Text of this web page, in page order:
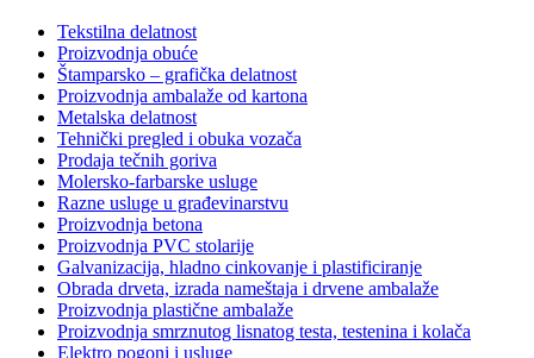
Tekstilna delatnost
Proizvodnja obuće
Štamparsko – grafička delatnost
Proizvodnja ambalaže od kartona
Metalska delatnost
Tehnički pregled i obuka vozača
Prodaja tečnih goriva
Molersko-farbarske usluge
Razne usluge u građevinarstvu
Proizvodnja betona
Proizvodnja PVC stolarije
Galvanizacija, hladno cinkovanje i plastificiranje
Obrada drveta, izrada nameštaja i drvene ambalaže
Proizvodnja plastične ambalaže
Proizvodnja smrznutog lisnatog testa, testenina i kolača
Elektro pogoni i usluge